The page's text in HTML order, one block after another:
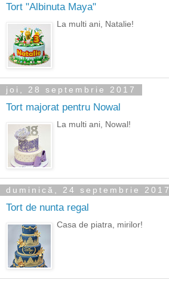
Tort "Albinuta Maya"
La multi ani, Natalie!
joi, 28 septembrie 2017
Tort majorat pentru Nowal
La multi ani, Nowal!
duminică, 24 septembrie 2017
Tort de nunta regal
Casa de piatra, mirilor!